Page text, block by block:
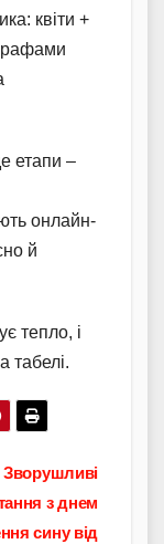
квіти +
етапи –
онлайн-
й
тепло, і
табелі.
Зворушливі
з днем
сину від